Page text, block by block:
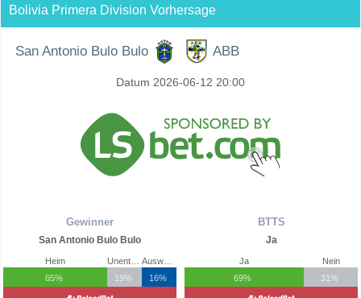
Bolivia Primera Division Vorhersage
San Antonio Bulo Bulo ABB
Datum 2026-06-12 20:00
Gewinner
San Antonio Bulo Bulo
Heim
65%
19%
16%
BTTS
Ja
Ja
69%
Nein
31%